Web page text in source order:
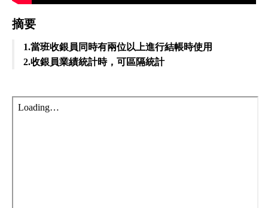
摘要
1.當班收銀員同時有兩位以上進行結帳時使用
2.收銀員業績統計時，可區隔統計